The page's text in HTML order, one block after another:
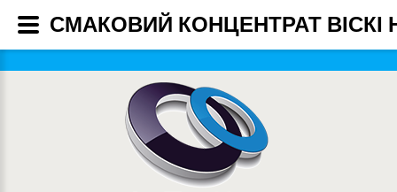
СМАКОВИЙ КОНЦЕНТРАТ ВІСКІ